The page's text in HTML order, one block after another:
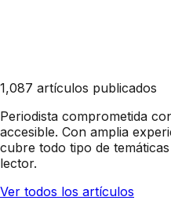
1,087 artículos publicados
Periodista comprometida
accesible. Con amplia
cubre todo tipo de
lector.
Ver todos los artículos